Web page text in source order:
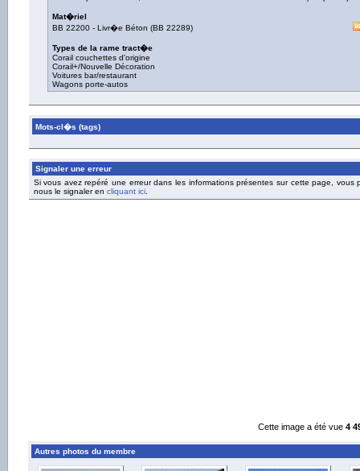
Mat�riel
BB 22200 - Livr�e Béton (BB 22289)
Types de la rame tract�e
Corail couchettes d'origine
Corail+/Nouvelle Décoration
Voitures bar/restaurant
Wagons porte-autos
Mots-cl�s (tags)
Signaler une erreur
Si vous avez repéré une erreur dans les informations présentes sur cette page, vous
nous le signaler en cliquant ici.
Cette image a été vue 4
Autres photos du membre